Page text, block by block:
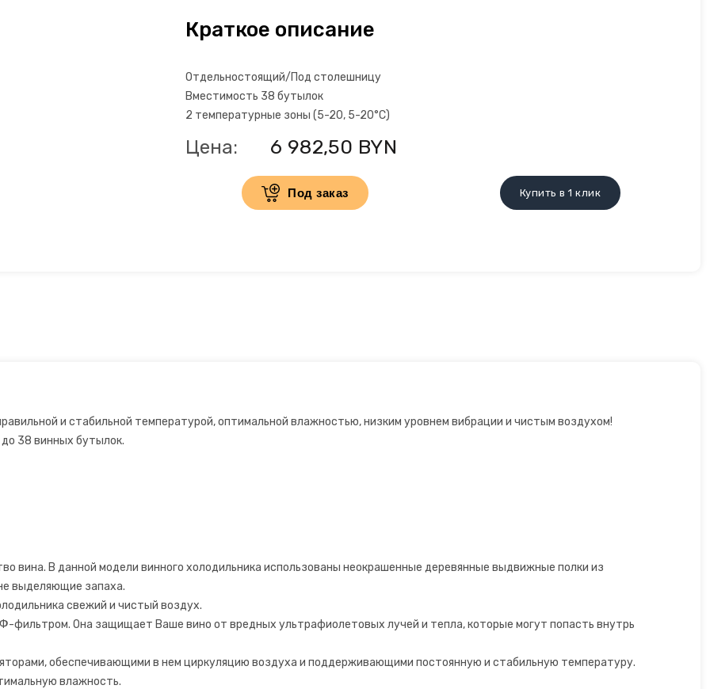
Краткое описание
Отдельностоящий/Под столешницу
Вместимость 38 бутылок
2 температурные зоны (5-20, 5-20°C)
Цена: 6 982,50 BYN
Под заказ Купить в 1 клик
и стабильной температурой, оптимальной влажностью, низким уровнем вибрации и чистым воздухом!
38 винных бутылок.
вина. В данной модели винного холодильника использованы неокрашенные деревянные выдвижные полки из
выделяющие запаха.
свежий и чистый воздух.
фильтром. Она защищает Ваше вино от вредных ультрафиолетовых лучей и тепла, которые могут попасть внутрь
обеспечивающими в нем циркуляцию воздуха и поддерживающими постоянную и стабильную температуру.
влажность.